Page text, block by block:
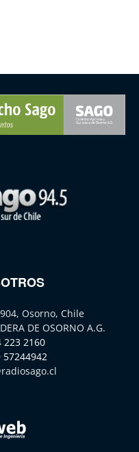
Osorno, Chile
DE OSORNO A.G.
223 2160
57244942